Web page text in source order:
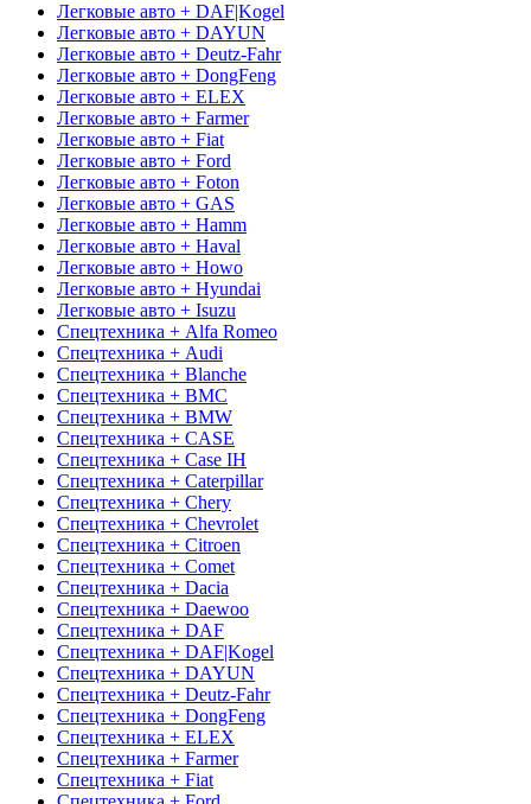
Легковые авто + DAF|Kogel
Легковые авто + DAYUN
Легковые авто + Deutz-Fahr
Легковые авто + DongFeng
Легковые авто + ELEX
Легковые авто + Farmer
Легковые авто + Fiat
Легковые авто + Ford
Легковые авто + Foton
Легковые авто + GAS
Легковые авто + Hamm
Легковые авто + Haval
Легковые авто + Howo
Легковые авто + Hyundai
Легковые авто + Isuzu
Спецтехника + Alfa Romeo
Спецтехника + Audi
Спецтехника + Blanche
Спецтехника + BMC
Спецтехника + BMW
Спецтехника + CASE
Спецтехника + Case IH
Спецтехника + Caterpillar
Спецтехника + Chery
Спецтехника + Chevrolet
Спецтехника + Citroen
Спецтехника + Comet
Спецтехника + Dacia
Спецтехника + Daewoo
Спецтехника + DAF
Спецтехника + DAF|Kogel
Спецтехника + DAYUN
Спецтехника + Deutz-Fahr
Спецтехника + DongFeng
Спецтехника + ELEX
Спецтехника + Farmer
Спецтехника + Fiat